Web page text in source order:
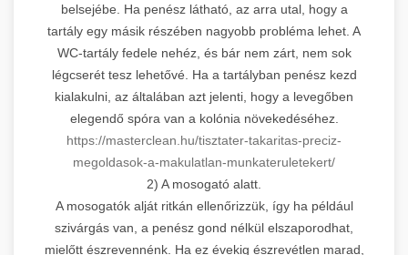
belsejébe. Ha penész látható, az arra utal, hogy a
tartály egy másik részében nagyobb probléma lehet. A
WC-tartály fedele nehéz, és bár nem zárt, nem sok
légcserét tesz lehetővé. Ha a tartályban penész kezd
kialakulni, az általában azt jelenti, hogy a levegőben
elegendő spóra van a kolónia növekedéséhez.
https://masterclean.hu/tisztater-takaritas-preciz-
megoldasok-a-makulatlan-munkateruletekert/
2) A mosogató alatt.
A mosogatók alját ritkán ellenőrizzük, így ha például
szivárgás van, a penész gond nélkül elszaporodhat,
mielőtt észrevennénk. Ha ez évekig észrevétlen marad,